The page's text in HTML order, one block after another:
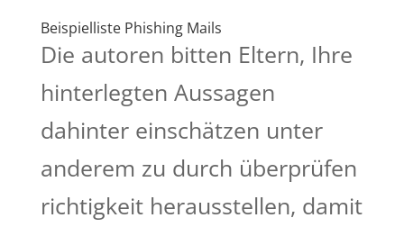
Beispielliste Phishing Mails
Die autoren bitten Eltern, Ihre
hinterlegten Aussagen
dahinter einschätzen unter
anderem zu durch überprüfen
richtigkeit herausstellen, damit